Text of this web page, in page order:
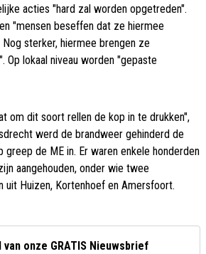
acties "hard zal worden opgetreden".
"mensen beseffen dat ze hiermee
sterker, hiermee brengen ze
Op lokaal niveau worden "gepaste
om dit soort rellen de kop in te drukken",
werd de brandweer gehinderd de
greep de ME in. Er waren enkele honderden
aangehouden, onder wie twee
uit Huizen, Kortenhoef en Amersfoort.
van onze GRATIS Nieuwsbrief